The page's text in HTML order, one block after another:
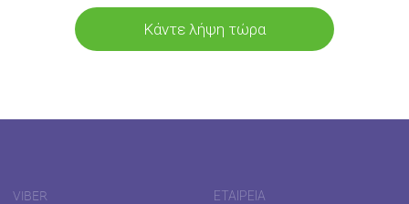
Κάντε λήψη τώρα
VIBER ΕΤΑΙΡΕΊΑ